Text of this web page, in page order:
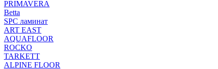
PRIMAVERA
Betta
SPC ламинат
ART EAST
AQUAFLOOR
ROCKO
TARKETT
ALPINE FLOOR